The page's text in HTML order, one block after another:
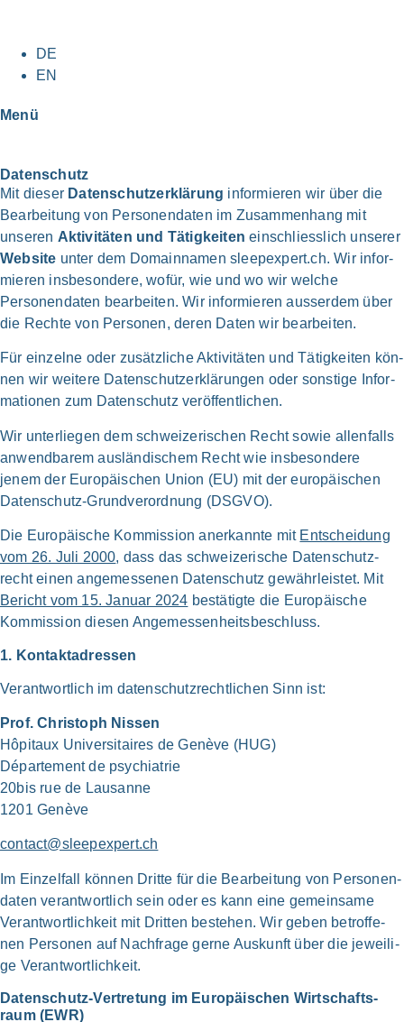
DE
EN
Menü
Daten­schutz
Mit die­ser Daten­schutz­erklärung infor­mie­ren wir über die
Bear­bei­tung von Personen­daten im Zusammen­hang mit
unse­ren Akti­vi­tä­ten und Tätig­kei­ten ein­schliess­lich unse­rer
Web­site unter dem Domain­namen sleepexpert.ch. Wir infor­
mie­ren ins­be­son­de­re, wofür, wie und wo wir wel­che
Personen­daten bear­bei­ten. Wir infor­mie­ren aus­ser­dem über
die Rech­te von Per­so­nen, deren Daten wir bear­bei­ten.
Für ein­zel­ne oder zusätz­li­che Akti­vi­tä­ten und Tätig­kei­ten kön­
nen wir wei­te­re Daten­schutzer­klärungen oder son­sti­ge Infor­
ma­tio­nen zum Daten­schutz ver­öf­fent­li­chen.
Wir unter­lie­gen dem schwei­ze­ri­schen Recht sowie allen­falls
anwend­ba­rem auslän­dischem Recht wie ins­be­son­de­re
jenem der Euro­päischen Uni­on (EU) mit der euro­päischen
Daten­schutz-Grund­verordnung (DSG­VO).
Die Euro­päi­sche Kom­mis­si­on aner­kann­te mit Ent­schei­dung
vom 26. Juli 2000, dass das schwei­ze­ri­sche Daten­schutz­
recht einen ange­mes­se­nen Daten­schutz gewähr­leistet. Mit
Bericht vom 15. Janu­ar 2024 bestä­tig­te die Euro­päische
Kom­mis­si­on die­sen Angemessen­heits­beschluss.
1. Kontakt­adressen
Ver­ant­wort­lich im daten­schutz­rechtlichen Sinn ist:
Prof. Chri­stoph Nis­sen
Hôpi­taux Uni­ver­si­taires de Genè­ve (HUG)
Dépar­te­ment de psych­ia­trie
20bis rue de Lau­sanne
1201 Genè­ve
contact@sleepexpert.ch
Im Einzel­fall kön­nen Drit­te für die Bear­bei­tung von Personen­
daten ver­ant­wort­lich sein oder es kann eine gemein­sa­me
Verant­wortlich­keit mit Drit­ten bestehen. Wir geben betrof­fe­
nen Per­so­nen auf Nach­frage ger­ne Aus­kunft über die jewei­li­
ge Verant­wort­lich­keit.
Daten­schutz-Vertretung im Euro­päi­schen Wirt­schafts­
raum (EWR)